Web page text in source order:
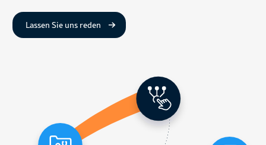
Lassen Sie uns reden